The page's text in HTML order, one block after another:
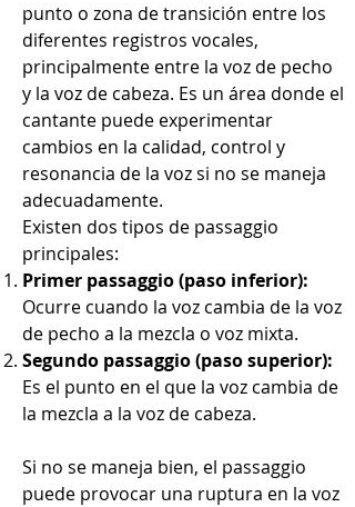
punto o zona de transición entre los
diferentes registros vocales,
principalmente entre la voz de pecho
y la voz de cabeza. Es un área donde el
cantante puede experimentar
cambios en la calidad, control y
resonancia de la voz si no se maneja
adecuadamente.
Existen dos tipos de passaggio
principales:
Primer passaggio (paso inferior):
Ocurre cuando la voz cambia de la voz
de pecho a la mezcla o voz mixta.
Segundo passaggio (paso superior):
Es el punto en el que la voz cambia de
la mezcla a la voz de cabeza.
Si no se maneja bien, el passaggio
puede provocar una ruptura en la voz